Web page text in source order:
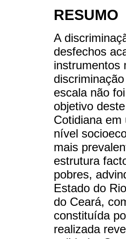
RESUMO
A
desfechos
instrumentos
escala não
objetivo
Cotidiana
nível
mais
estrutura
pobres,
Estado do
do Ceará,
constituída
realizada